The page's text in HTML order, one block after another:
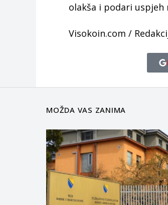
olakša i podari uspjeh
Visokoin.com /
MOŽDA VAS ZANIMA